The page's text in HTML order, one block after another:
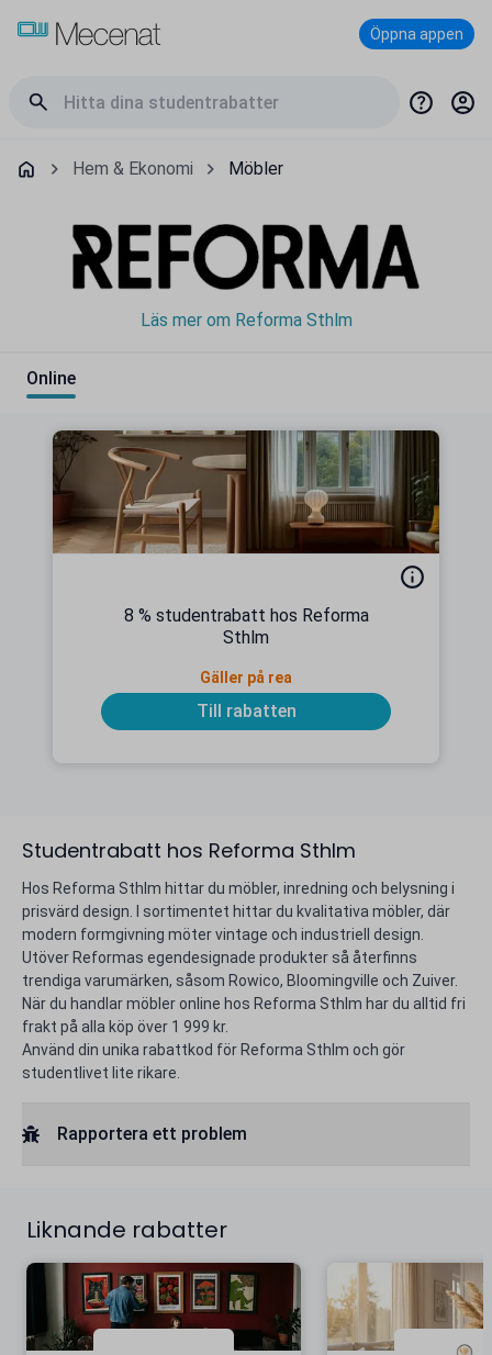
Öppna appen
Hem & Ekonomi Möbler
Läs mer om Reforma Sthlm
Online
8 % studentrabatt hos Reforma
Sthlm
Gäller på rea
Till rabatten
Studentrabatt hos Reforma Sthlm
Hos Reforma Sthlm hittar du möbler, inredning och belysning i
prisvärd design. I sortimentet hittar du kvalitativa möbler, där
modern formgivning möter vintage och industriell design.
Utöver Reformas egendesignade produkter så återfinns
trendiga varumärken, såsom Rowico, Bloomingville och Zuiver.
När du handlar möbler online hos Reforma Sthlm har du alltid fri
frakt på alla köp över 1 999 kr.
Använd din unika rabattkod för Reforma Sthlm och gör
studentlivet lite rikare.
Rapportera ett problem
Liknande rabatter